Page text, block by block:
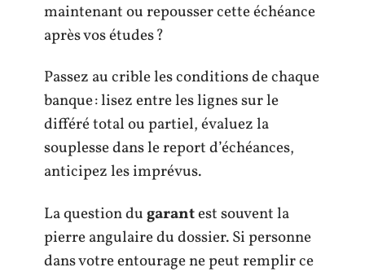
maintenant ou repousser cette échéance
après vos études ?
Passez au crible les conditions de chaque
banque : lisez entre les lignes sur le
différé total ou partiel, évaluez la
souplesse dans le report d’échéances,
anticipez les imprévus.
La question dugarantest souvent la
pierre angulaire du dossier. Si personne
dans votre entourage ne peut remplir ce